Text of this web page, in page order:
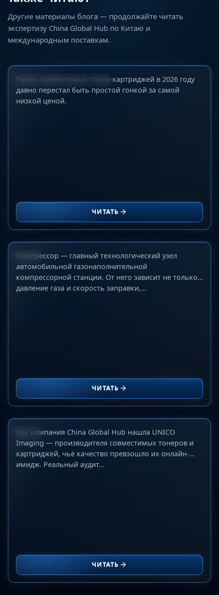
Другие материалы блога — продолжайте читать
экспертизу China Global Hub по Китаю и
международным поставкам.
ИНДУСТРИАЛЬНЫЕ РЫНКИ
ТОП-10 мировых производителей
совместимых тонер-картриджей для B2B-
покупателей в 2026 году: подробный обзор
Рынок совместимых тонер-картриджей в 2026 году
давно перестал быть простой гонкой за самой
низкой ценой.
ЧИТАТЬ
БЛОГ
Лучшие компрессоры для АГНКС: сравнение
Ariel, ANGI, SAFE, CIMC Enric и Galileo для CNG-
проектов
15 июня 2026 г.
Компрессор — главный технологический узел
автомобильной газонаполнительной
компрессорной станции. От него зависит не только
давление газа и скорость заправки,...
ЧИТАТЬ
БЛОГ
Как мы нашли UNICO Imaging: аудит,
изменивший наш взгляд на рынок
совместимых картриджей в Китае
10 июня 2026 г.
Как компания China Global Hub нашла UNICO
Imaging — производителя совместимых тонеров и
картриджей, чьё качество превзошло их онлайн-
имидж. Реальный аудит...
ЧИТАТЬ